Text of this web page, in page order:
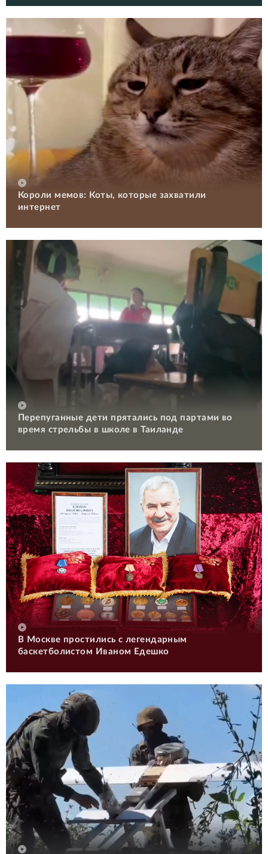
Короли мемов: Коты, которые захватили
интернет
Перепуганные дети прятались под партами во
время стрельбы в школе в Таиланде
В Москве простились с легендарным
баскетболистом Иваном Едешко